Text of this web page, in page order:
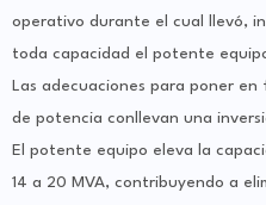
operativo durante el cual llevó,
toda capacidad el potente
Las adecuaciones para poner
de potencia conllevan una
El potente equipo eleva la
14 a 20 MVA, contribuyendo a